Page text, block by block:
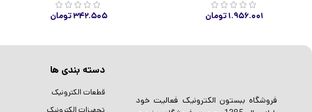
۱.۹۵۶.۰۰۱تومان ۳۴۲.۵۰۵تومان
فروشگاه ببستون الکترونیک فعالیت خود
دسته بندی ها
قطعات الکترونیک
تجهیزات الکترونیک